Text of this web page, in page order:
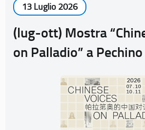
13 Luglio 2026
(lug-ott) Mostra
on Palladio” a Pechino